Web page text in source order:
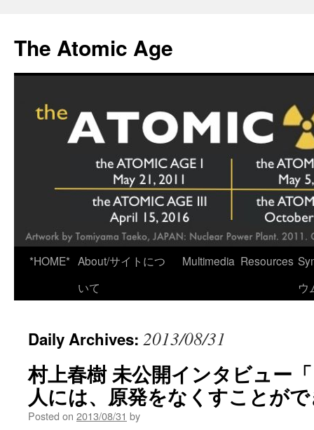
content
The Atomic Age
*HOME* About/サイトにつ
いて
Multimedia Resources
ウ
Daily Archives: 2013/08/31
村上春樹 未公開インタビュー
人には、原発をなくすことが
Posted on 2013/08/31 by